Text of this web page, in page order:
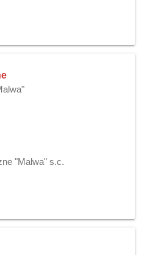
"Malwa" s.c.